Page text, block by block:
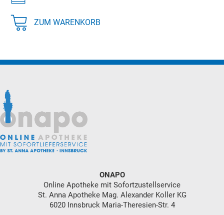
ZUM WARENKORB
ONAPO
Online Apotheke mit Sofortzustellservice
St. Anna Apotheke Mag. Alexander Koller KG
6020 Innsbruck Maria-Theresien-Str. 4